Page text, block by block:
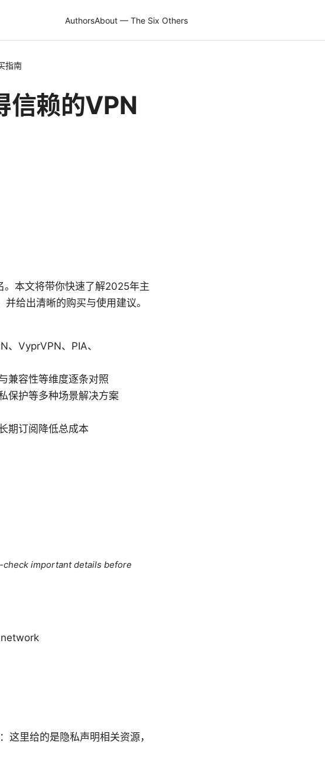
AuthorsAbout — The Six Others
指南
赖的VPN
本文将带你快速了解2025年主
给出清晰的购买与使用建议。
VyprVPN、PIA、
兼容性等维度逐条对照
保护等多种场景解决方案
期订阅降低总成本
important details before
里给的是隐私声明相关资源，